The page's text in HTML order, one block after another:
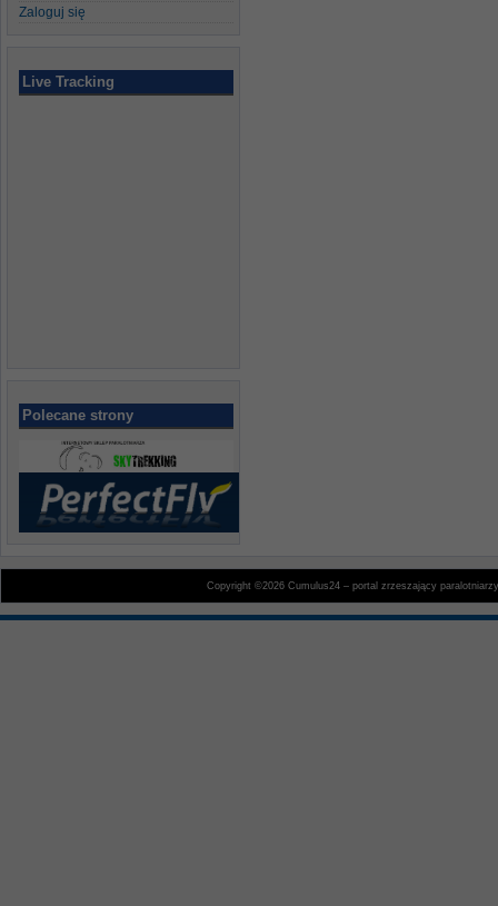
Zaloguj się
Live Tracking
Polecane strony
Copyright ©2026 Cumulus24 – portal zrzeszający